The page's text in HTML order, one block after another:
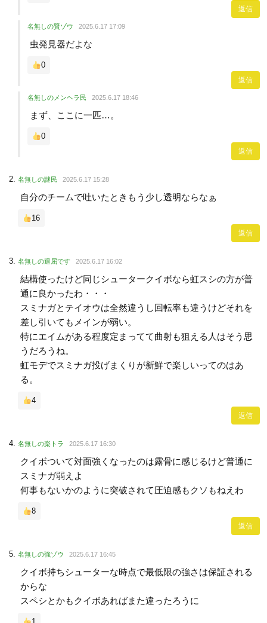
返信
名無しの賢ゾウ 2025.6.17 17:09
虫発見器だよな
0
返信
名無しのメンヘラ民 2025.6.17 18:46
まず、ここに一匹…。
0
返信
名無しの謎民 2025.6.17 15:28
自分のチームで吐いたときもう少し透明ならなぁ
16
返信
名無しの退屈です 2025.6.17 16:02
結構使ったけど同じシュータークイボなら虹スシの方が普
通に良かったわ・・・
スミナガとテイオウは全然違うし回転率も違うけどそれを
差し引いてもメインが弱い。
特にエイムがある程度定まってて曲射も狙える人はそう思
うだろうね。
虹モデでスミナガ投げまくりが新鮮で楽しいってのはあ
る。
4
返信
名無しの楽トラ 2025.6.17 16:30
クイボついて対面強くなったのは露骨に感じるけど普通に
スミナガ弱えよ
何事もないかのように突破されて圧迫感もクソもねえわ
8
返信
名無しの強ゾウ 2025.6.17 16:45
クイボ持ちシューターな時点で最低限の強さは保証される
からな
スペシとかもクイボあればまた違ったろうに